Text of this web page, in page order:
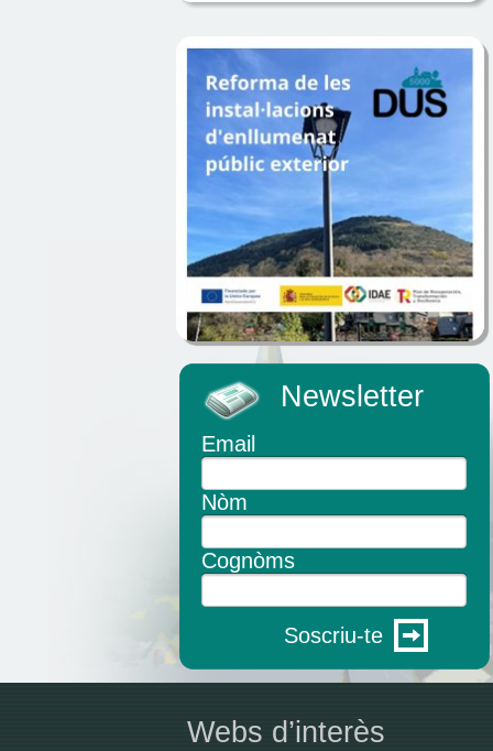
Newsletter
Email
Nòm
Cognòms
Soscriu-te
Webs d’interès